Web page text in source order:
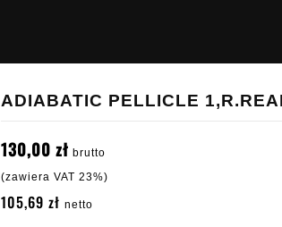
ADIABATIC PELLICLE
130,00 zł brutto
(zawiera VAT 23%)
105,69 zł netto